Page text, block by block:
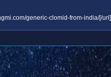
generic-clomid-from-india/[/url]